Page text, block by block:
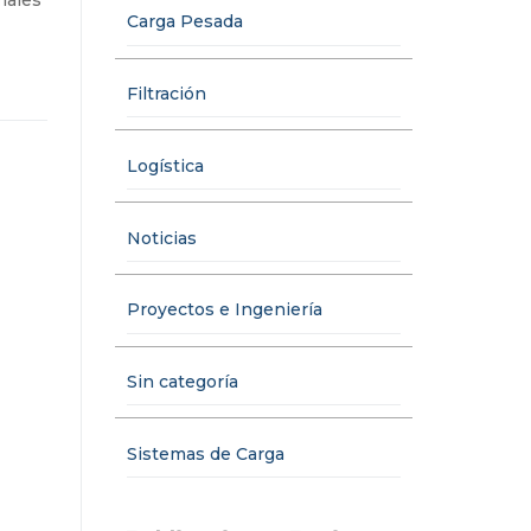
Carga Pesada
Filtración
Logística
Noticias
Proyectos e Ingeniería
Sin categoría
Sistemas de Carga